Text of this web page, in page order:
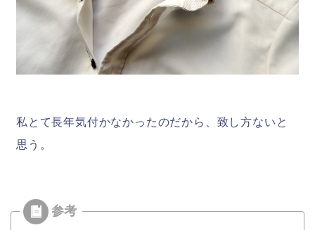
私とて長年気付かなかったのだから、致し方ないと
思う。